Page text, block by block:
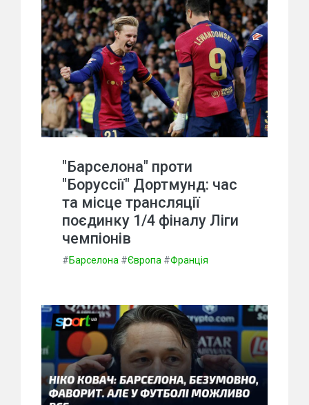
"Барселона" проти
"Боруссії" Дортмунд: час
та місце трансляції
поєдинку 1/4 фіналу Ліги
чемпіонів
#Барселона #Європа #Франція